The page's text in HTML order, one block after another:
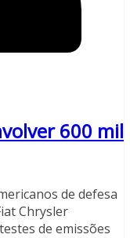
600 mil
de defesa
Chrysler
de emissões